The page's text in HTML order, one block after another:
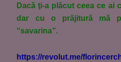
Dacă ţi-a plăcut ceea ce
dar cu o prăjitură mă
“savarina”.
https://revolut.me/